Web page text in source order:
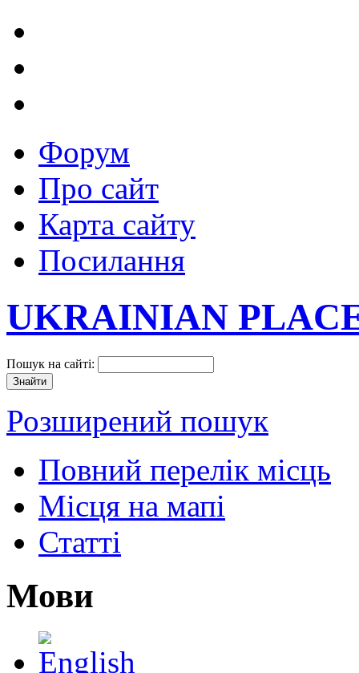
Форум
Про сайт
Карта сайту
Посилання
UKRAINIAN
Пошук на сайті:
Розширений пошук
Повний перелік місць
Місця на мапі
Статті
Мови